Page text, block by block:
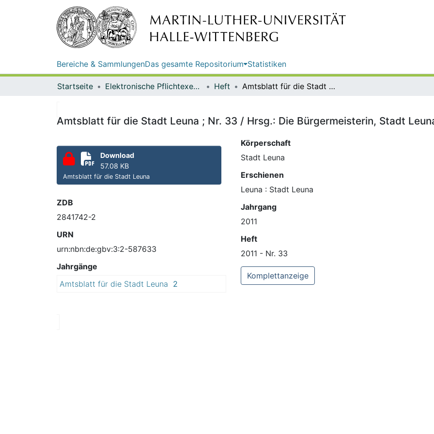
Bereiche & SammlungenDas gesamte Repositorium Statistiken
Startseite Elektronische Pflichtexemplare Heft Amtsblatt für die Stadt Leuna ; Nr. 33 / Hrsg.: Die Bürgermeisterin, Stadt Leuna
Amtsblatt für die Stadt Leuna ; Nr. 33 / Hrsg.: Die Bürgermeisterin, Stadt
Download
57.08 KB
Amtsblatt für die Stadt Leuna
ZDB
2841742-2
URN
urn:nbn:de:gbv:3:2-587633
Jahrgänge
Amtsblatt für die Stadt Leuna 2
Körperschaft
Stadt Leuna
Erschienen
Leuna : Stadt Leuna
Jahrgang
2011
Heft
2011 - Nr. 33
Komplettanzeige